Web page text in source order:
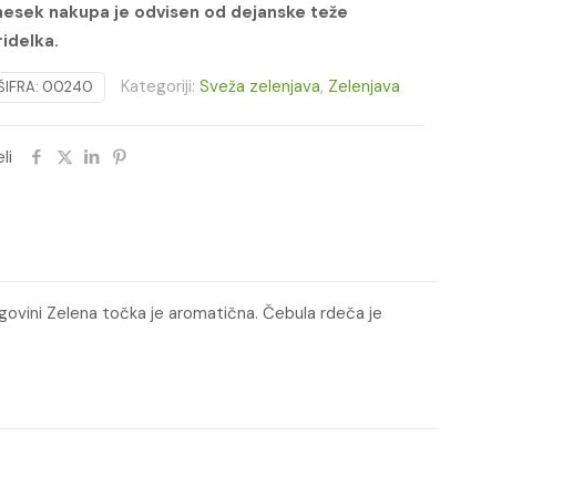
nakupa je odvisen od dejanske teže
00240 Kategoriji: Sveža zelenjava, Zelenjava
Zelena točka je aromatična. Čebula rdeča je